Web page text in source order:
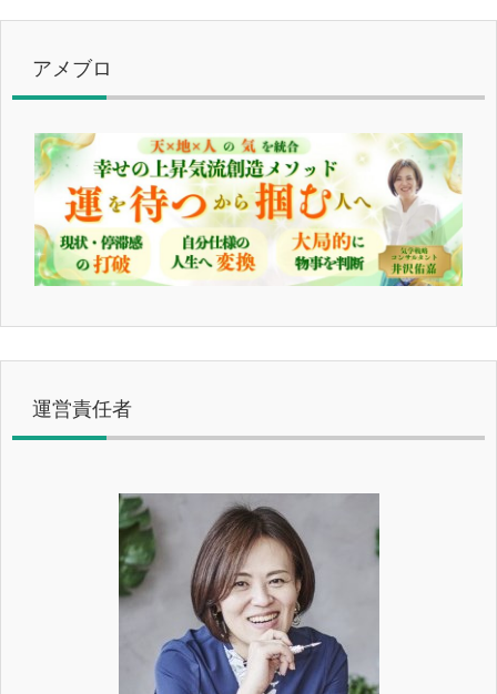
アメブロ
運営責任者